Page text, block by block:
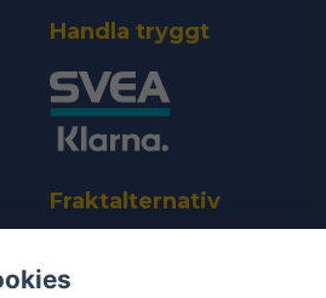
Skicka fråga
Handla tryggt
Fraktalternativ